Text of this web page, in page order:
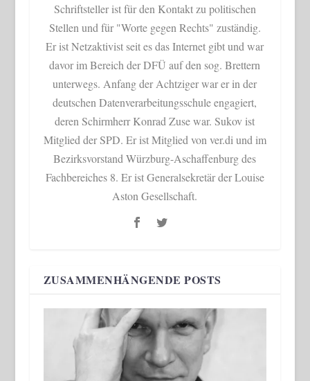
Schriftsteller ist für den Kontakt zu politischen
Stellen und für "Worte gegen Rechts" zuständig.
Er ist Netzaktivist seit es das Internet gibt und war
davor im Bereich der DFÜ auf den sog. Brettern
unterwegs. Anfang der Achtziger war er in der
deutschen Datenverarbeitungsschule engagiert,
deren Schirmherr Konrad Zuse war. Sukov ist
Mitglied der SPD. Er ist Mitglied von ver.di und im
Bezirksvorstand Würzburg-Aschaffenburg des
Fachbereiches 8. Er ist Generalsekretär der Louise
Aston Gesellschaft.
ZUSAMMENHÄNGENDE POSTS